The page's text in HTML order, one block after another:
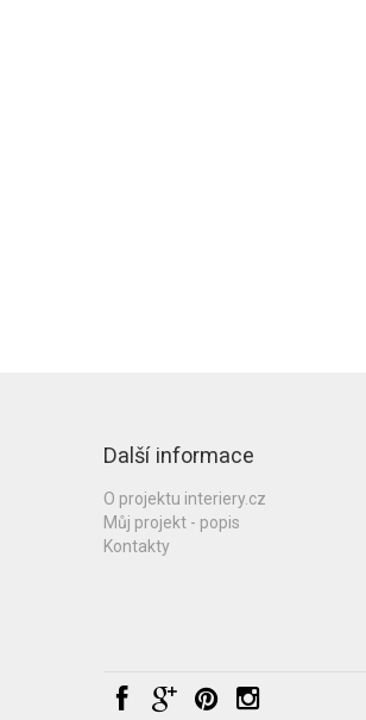
Další informace
O projektu interiery.cz
Můj projekt - popis
Kontakty